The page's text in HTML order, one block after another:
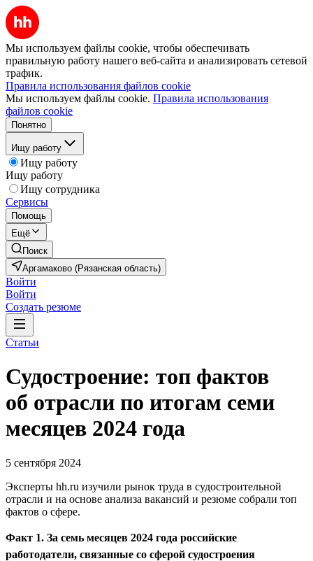
Мы используем файлы cookie, чтобы обеспечивать
правильную работу нашего веб-сайта и анализировать сетевой
трафик.
Правила использования файлов cookie
Мы используем файлы cookie. Правила использования
файлов cookie
Понятно
Ищу работу
Ищу работу
Ищу работу
Ищу сотрудника
Сервисы
Помощь
Ещё
Поиск
Аргамаково (Рязанская область)
Войти
Войти
Создать резюме
Статьи
Судостроение: топ фактов
об отрасли по итогам семи
месяцев 2024 года
5 сентября 2024
Эксперты hh.ru изучили рынок труда в судостроительной
отрасли и на основе анализа вакансий и резюме собрали топ
фактов о сфере.
Факт 1. За семь месяцев 2024 года российские
работодатели, связанные со сферой судостроения